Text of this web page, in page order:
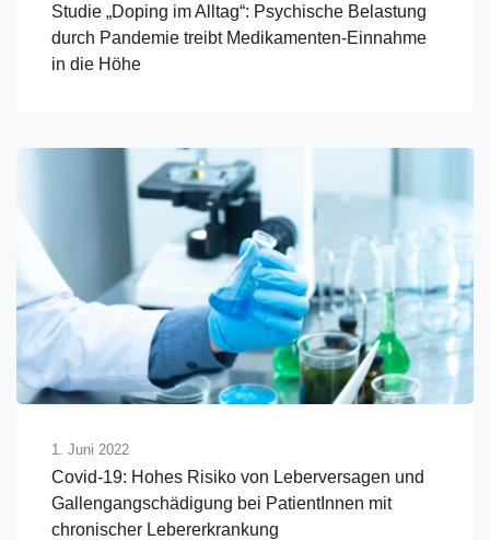
Studie „Doping im Alltag“: Psychische Belastung
durch Pandemie treibt Medikamenten-Einnahme
in die Höhe
1. Juni 2022
Covid-19: Hohes Risiko von Leberversagen und
Gallengangschädigung bei PatientInnen mit
chronischer Lebererkrankung